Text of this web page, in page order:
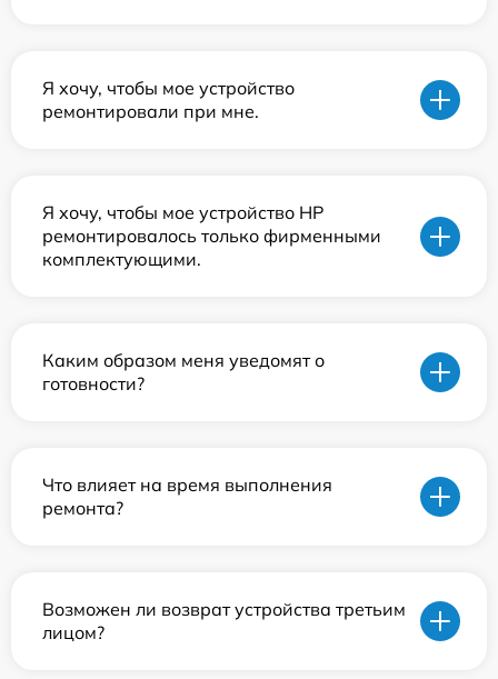
Я хочу, чтобы мое устройство
ремонтировали при мне.
Я хочу, чтобы мое устройство HP
ремонтировалось только фирменными
комплектующими.
Каким образом меня уведомят о
готовности?
Что влияет на время выполнения
ремонта?
Возможен ли возврат устройства третьим
лицом?